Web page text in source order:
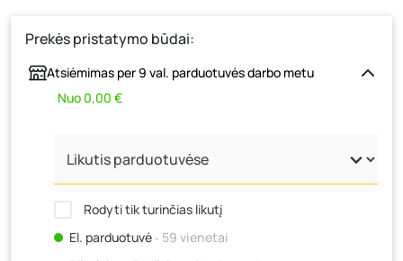
Prekės pristatymo būdai:
Atsiėmimas per 9 val. parduotuvės darbo metu
Nuo 0,00 €
Rodyti tik turinčias likutį
El. parduotuvė‐ 59 vienetai